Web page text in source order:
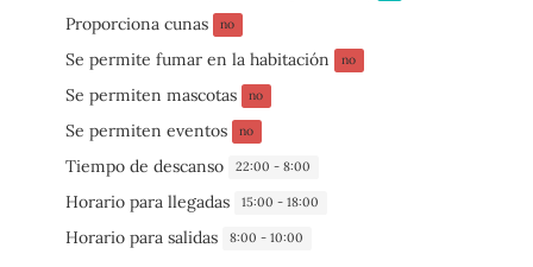
Proporciona cunas no
Se permite fumar en la habitación no
Se permiten mascotas no
Se permiten eventos no
Tiempo de descanso 22:00 - 8:00
Horario para llegadas 15:00 - 18:00
Horario para salidas 8:00 - 10:00